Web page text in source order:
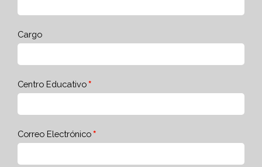
Cargo
Centro Educativo
Correo Electrónico